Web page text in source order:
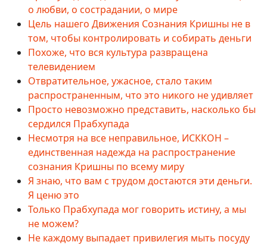
о любви, о сострадании, о мире
Цель нашего Движения Сознания Кришны не в
том, чтобы контролировать и собирать деньги
Похоже, что вся культура развращена
телевидением
Отвратительное, ужасное, стало таким
распространенным, что это никого не удивляет
Просто невозможно представить, насколько бы
сердился Прабхупада
Несмотря на все неправильное, ИСККОН –
единственная надежда на распространение
сознания Кришны по всему миру
Я знаю, что вам с трудом достаются эти деньги.
Я ценю это
Только Прабхупада мог говорить истину, а мы
не можем?
Не каждому выпадает привилегия мыть посуду